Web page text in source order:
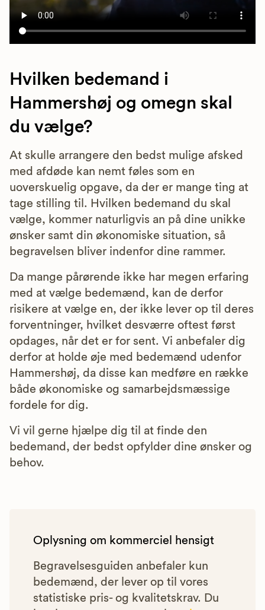
Hvilken bedemand i
Hammershøj og omegn skal
du vælge?
At skulle arrangere den bedst mulige afsked
med afdøde kan nemt føles som en
uoverskuelig opgave, da der er mange ting at
tage stilling til. Hvilken bedemand du skal
vælge, kommer naturligvis an på dine unikke
ønsker samt din økonomiske situation, så
begravelsen bliver indenfor dine rammer.
Da mange pårørende ikke har megen erfaring
med at vælge bedemænd, kan de derfor
risikere at vælge en, der ikke lever op til deres
forventninger, hvilket desværre oftest først
opdages, når det er for sent. Vi anbefaler dig
derfor at holde øje med bedemænd udenfor
Hammershøj, da disse kan medføre en række
både økonomiske og samarbejdsmæssige
fordele for dig.
Vi vil gerne hjælpe dig til at finde den
bedemand, der bedst opfylder dine ønsker og
behov.
Oplysning om kommerciel hensigt
Begravelsesguiden anbefaler kun
bedemænd, der lever op til vores
statistiske pris- og kvalitetskrav. Du